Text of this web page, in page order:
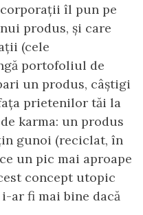
îl pun pe
produs, și care
(cele
portofoliul de
un produs, câștigi
prietenilor tăi la
karma: un produs
gunoi (reciclat, în
un pic mai aproape
concept utopic
ar fi mai bine dacă